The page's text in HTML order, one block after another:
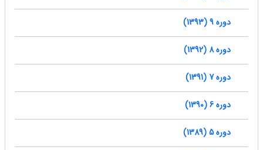
دوره 9 (1393)
دوره 8 (1392)
دوره 7 (1391)
دوره 6 (1390)
دوره 5 (1389)